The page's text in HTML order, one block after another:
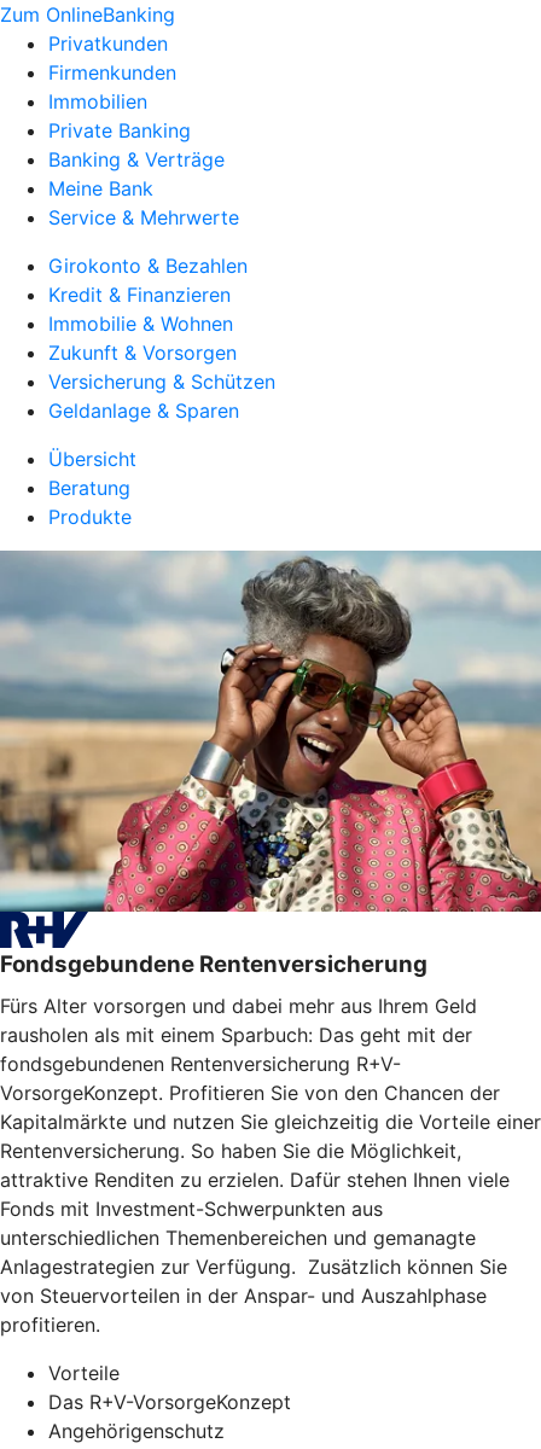
Zum OnlineBanking
Privatkunden
Firmenkunden
Immobilien
Private Banking
Banking & Verträge
Meine Bank
Service & Mehrwerte
Girokonto & Bezahlen
Kredit & Finanzieren
Immobilie & Wohnen
Zukunft & Vorsorgen
Versicherung & Schützen
Geldanlage & Sparen
Übersicht
Beratung
Produkte
Fondsgebundene Rentenversicherung
Fürs Alter vorsorgen und dabei mehr aus Ihrem Geld
rausholen als mit einem Sparbuch: Das geht mit der
fondsgebundenen Rentenversicherung R+V-
VorsorgeKonzept. Profitieren Sie von den Chancen der
Kapitalmärkte und nutzen Sie gleichzeitig die Vorteile einer
Rentenversicherung. So haben Sie die Möglichkeit,
attraktive Renditen zu erzielen. Dafür stehen Ihnen viele
Fonds mit Investment-Schwerpunkten aus
unterschiedlichen Themenbereichen und gemanagte
Anlagestrategien zur Verfügung. Zusätzlich können Sie
von Steuervorteilen in der Anspar- und Auszahlphase
profitieren.
Vorteile
Das R+V-VorsorgeKonzept
Angehörigenschutz